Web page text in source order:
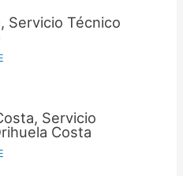
Servicio Técnico
Servicio
Costa